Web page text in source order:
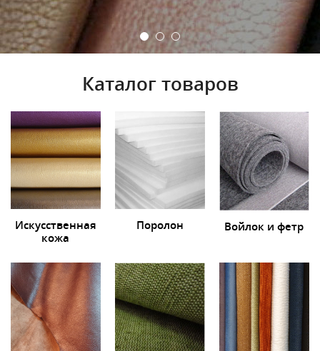
Каталог товаров
Искусственная
кожа
Поролон Войлок и фетр